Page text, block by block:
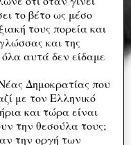
το βέτο ως μέσο
τους πορεία και
και της
αυτά δεν είδαμε
Δημοκρατίας που
με τον Ελληνικό
και τώρα είναι
την θεσούλα τους;
την οργή των